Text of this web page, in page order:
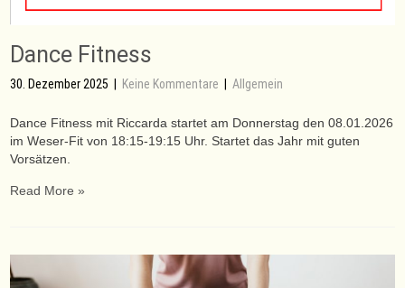
Dance Fitness
30. Dezember 2025 Keine Kommentare |Allgemein
Dance Fitness mit Riccarda startet am Donnerstag den 08.01.2026
im Weser-Fit von 18:15-19:15 Uhr. Startet das Jahr mit guten
Vorsätzen.
Read More »